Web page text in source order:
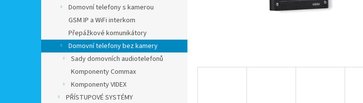
Domovní telefony s kamerou
GSM IP a WiFi interkom
Přepážkové komunikátory
Domovní telefony bez kamery
Sady domovních audiotelefonů
Komponenty Commax
Komponenty VIDEX
PŘÍSTUPOVÉ SYSTÉMY